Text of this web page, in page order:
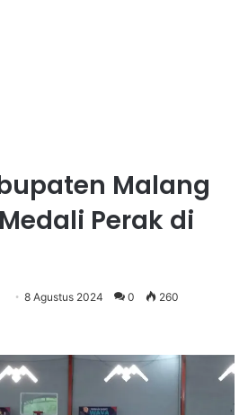
Malang
Perak di
8 Agustus 2024 0 260